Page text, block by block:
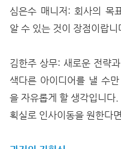
심은수 매니저: 회사의 목
알 수 있는 것이 장점이랍니
김한주 상무: 새로운 전략
색다른 아이디어를 낼 수
을 자유롭게 할 생각입니다
획실로 인사이동을 원한다